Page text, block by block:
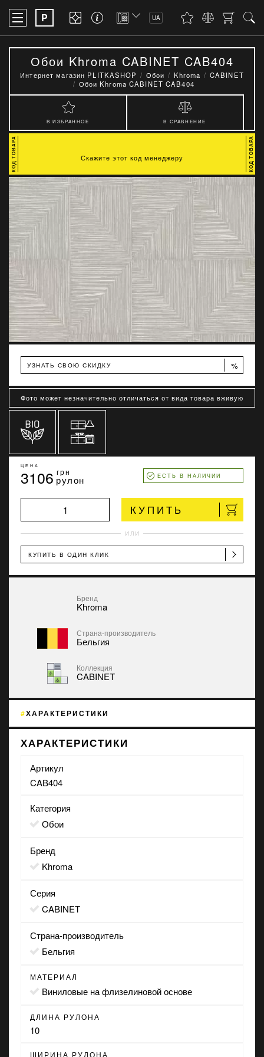
P UA
Обои Khroma CABINET CAB404
Интернет магазин PLITKASHOP Обои Khroma
CABINET
Обои Khroma CABINET CAB404
В ИЗБРАННОЕ В СРАВНЕНИЕ
УЗНАТЬ СВОЮ СКИДКУ %
Фото может незначительно отличаться от вида товара вживую
ЦЕНА
3106 грн
рулон ЕСТЬ В НАЛИЧИИ
КУПИТЬ
ИЛИ
КУПИТЬ В ОДИН КЛИК
Бренд
Khroma
Страна-производитель
Бельгия
Коллекция
CABINET
ХАРАКТЕРИСТИКИ
ХАРАКТЕРИСТИКИ
Артикул
CAB404
Категория
Обои
Бренд
Khroma
Серия
CABINET
Страна-производитель
Бельгия
МАТЕРИАЛ
виниловые на флизелиновой основе
ДЛИНА РУЛОНА
10
ШИРИНА РУЛОНА
Скажите этот код менеджеру